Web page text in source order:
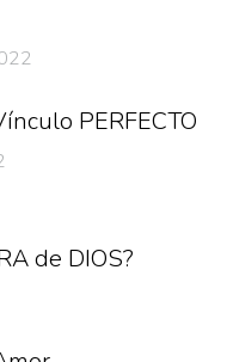
PERFECTO
de DIOS?